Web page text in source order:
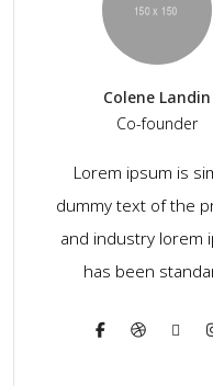
Colene Landin
Co-founder
Lorem ipsum is
dummy text of the
and industry lorem
has been